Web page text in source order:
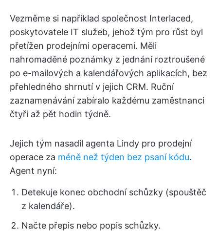
Vezměme si například společnost Interlaced,
poskytovatele IT služeb, jehož tým pro růst byl
přetížen prodejními operacemi. Měli
nahromaděné poznámky z jednání roztroušené
po e-mailových a kalendářových aplikacích, bez
přehledného shrnutí v jejich CRM. Ruční
zaznamenávání zabíralo každému zaměstnanci
čtyři až pět hodin týdně.
Jejich tým nasadil agenta Lindy pro prodejní
operace za méně než týden bez psaní kódu.
Agent nyní:
Detekuje konec obchodní schůzky (spouštěč
z kalendáře).
Načte přepis nebo popis schůzky.